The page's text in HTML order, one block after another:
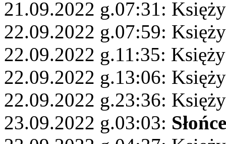
21.09.2022 g.07:31:
22.09.2022 g.07:59:
22.09.2022 g.11:35:
22.09.2022 g.13:06:
22.09.2022 g.23:36:
23.09.2022 g.03:03: Słońce